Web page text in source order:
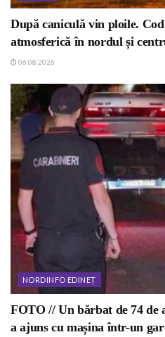
După caniculă vin ploile.
atmosferică în nordul și
06.08.2026
NORDINFO EDINEȚ
FOTO // Un bărbat de 74 de
a ajuns cu mașina într-un